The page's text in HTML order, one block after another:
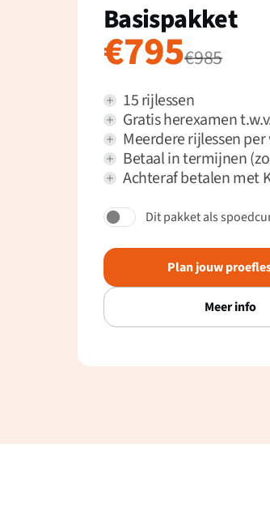
Basispakket
€795€985
15 rijlessen
Gratis herexamen
Meerdere rijlessen per
Betaal in termijnen
Achteraf betalen met
Dit pakket als
Plan jouw
Meer info